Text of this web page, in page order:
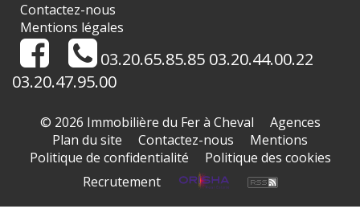
Contactez-nous
Mentions légales
03.20.65.85.85 03.20.44.00.22
03.20.47.95.00
© 2026 Immobilière du Fer à Cheval
Agences
Plan du site
Contactez-nous
Mentions
Politique de confidentialité
Politique des cookies
Recrutement